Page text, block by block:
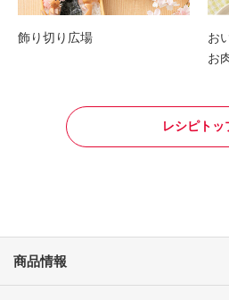
飾り切り広場
お
お
レシピトッ
商品情報